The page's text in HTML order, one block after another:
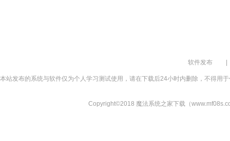
软件发布
本站发布的系统与软件仅为个人学习测试使用，请在下载后24小时内删除，不得用
Copyright©2018 魔法系统之家下载（